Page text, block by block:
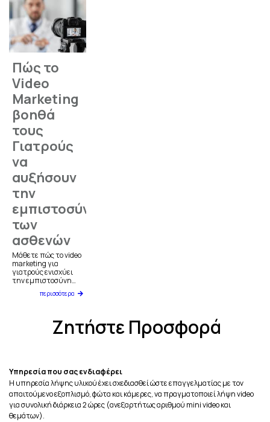
Πώς το
Video
Marketing
βοηθά
τους
Γιατρούς
να
αυξήσουν
την
εμπιστοσύνη
των
ασθενών
Μάθετε πώς το video
marketing για
γιατρούς ενισχύει
την εμπιστοσύνη…
περισσότερα
Ζητήστε Προσφορά
Υπηρεσία που σας ενδιαφέρει
Η υπηρεσία λήψης υλικού έχει σχεδιασθεί ώστε επαγγελματίας με τον
απαιτούμενο εξοπλισμό, φώτα και κάμερες, να πραγματοποιεί λήψη video
για συνολική διάρκεια 2 ώρες (ανεξαρτήτως αριθμού mini video και
θεμάτων).